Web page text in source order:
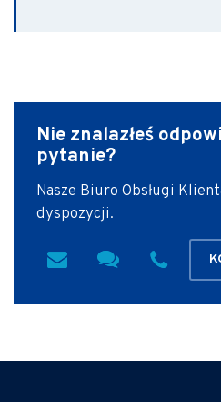
Nie znalazłeś
pytanie?
Nasze Biuro Obsługi
dyspozycji.